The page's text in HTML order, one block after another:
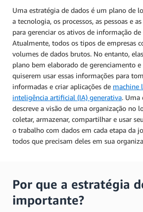
Uma estratégia de dados é um plano de
a tecnologia, os processos, as pessoas e
para gerenciar os ativos de informação
Atualmente, todos os tipos de empresas
volumes de dados brutos. No entanto,
plano bem elaborado de gerenciamento e
quiserem usar essas informações para
informadas e criar aplicações de machine
inteligência artificial (IA) generativa. Uma
descreve a visão de uma organização no
coletar, armazenar, compartilhar e usar
o trabalho com dados em cada etapa da
todos que precisam deles em sua
Por que a estratégia
importante?